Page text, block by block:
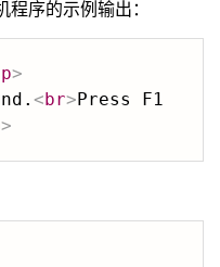
序的示例输出：
p>
<br>Press F1
>